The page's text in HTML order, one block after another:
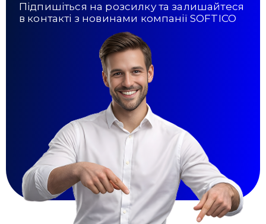
Підпишіться на розсилку та залишайтеся
в контакті з новинами компанії SOFTICO